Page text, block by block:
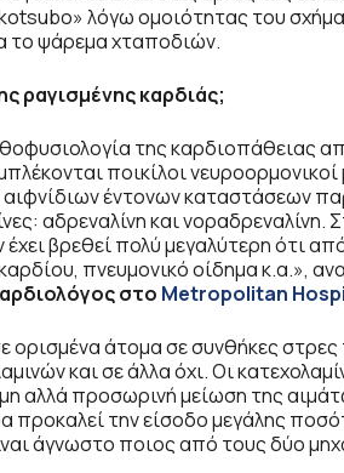
λόγω ομοιότητας του
το ψάρεμα χταποδιών.
ραγισμένης καρδιάς;
της καρδιοπάθειας
ποικίλοι
έντονων καταστάσεων
αδρεναλίνη και
έχει βρεθεί πολύ μεγαλύτερη ότι
πνευμονικό οίδημα κ.α.»,
στο Metropolitan
ορισμένα άτομα σε συνθήκες
και σε άλλα όχι. Οι
αλλά προσωρινή μείωση της
προκαλεί την είσοδο μεγάλης
άγνωστο ποιος από τους δύο